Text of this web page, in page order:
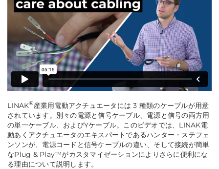
LINAK®産業用電動アクチュエータには 3 種類のケーブルが用意
されています。別々の電源と信号ケーブル、電源と信号の両方用
の単一ケーブル、およびYケーブル。このビデオでは、LINAK電
動あくアクチュエータのエキスパートであるハンター・ステフェ
ンソンが、電源コードと信号ケーブルの違い、そして接続が簡単
なPlug & Play™がカスタマイゼーションによりさらに便利にな
る理由について説明します。